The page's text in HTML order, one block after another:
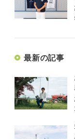
最新の記事